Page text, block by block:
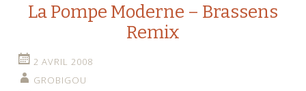
La Pompe Moderne – Brassens
Remix
2 AVRIL 2008
GROBIGOU